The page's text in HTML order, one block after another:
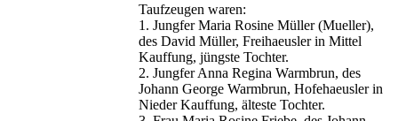
Taufzeugen waren:
1. Jungfer Maria Rosine Müller (Mueller),
des David Müller, Freihaeusler in Mittel
Kauffung, jüngste Tochter.
2. Jungfer Anna Regina Warmbrun, des
Johann George Warmbrun, Hofehaeusler in
Nieder Kauffung, älteste Tochter.